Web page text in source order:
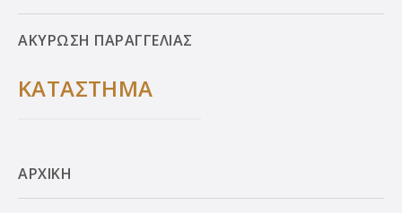
ΑΚΥΡΩΣΗ ΠΑΡΑΓΓΕΛΙΑΣ
ΚΑΤΑΣΤΗΜΑ
ΑΡΧΙΚΗ